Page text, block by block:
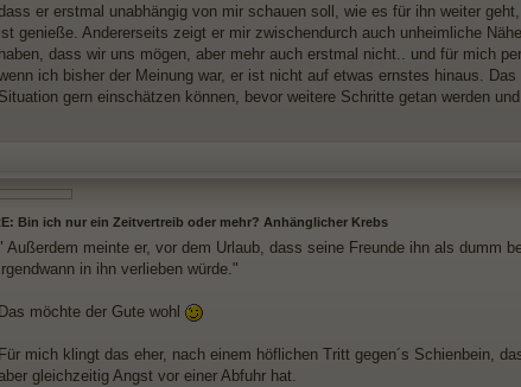
er erstmal unabhängig von mir schauen soll, wie es für ihn weiter
ist genieße. Andererseits zeigt er mir zwischendurch auch unheimliche
haben, dass wir uns mögen, aber mehr auch erstmal nicht.. und für mich
ich bisher der Meinung war, er ist nicht auf etwas ernstes hinaus.
Situation gern einschätzen können, bevor weitere Schritte getan werden
Bin ich nur ein Zeitvertreib oder mehr? Anhänglicher Krebs
Außerdem meinte er, vor dem Urlaub, dass seine Freunde ihn als dumm
irgendwann in ihn verlieben würde."
Das möchte der Gute wohl
Für mich klingt das eher, nach einem höflichen Tritt gegen´s Schienbein,
gleichzeitig Angst vor einer Abfuhr hat.